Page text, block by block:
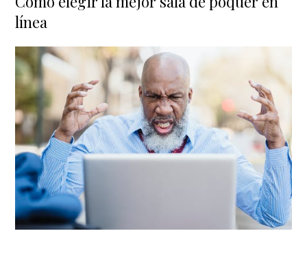
línea